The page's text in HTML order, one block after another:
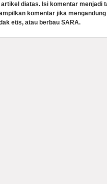
diatas. Isi komentar menjadi
komentar jika
etis, atau berbau SARA.